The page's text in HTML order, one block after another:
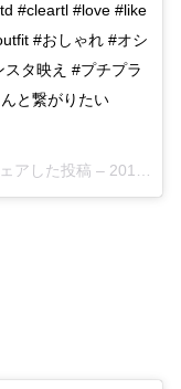
#cleartl #love #like
#おしゃれ #オシ
タ映え #プチプラ
と繋がりたい
アした投稿 – 2017 10月 13 3:19午前 PDT